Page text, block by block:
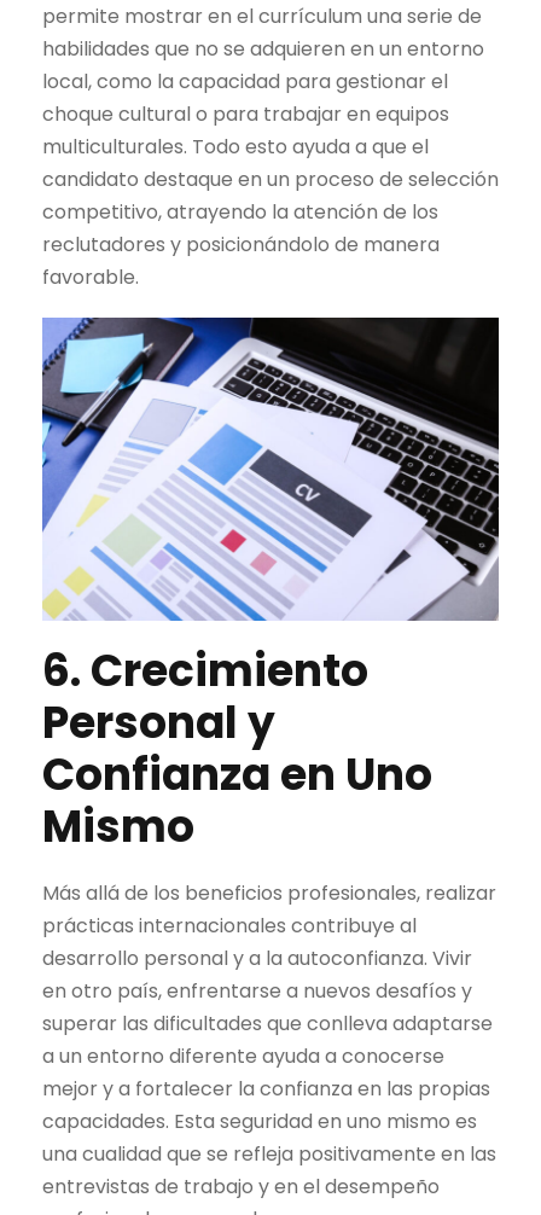
permite mostrar en el currículum una serie de
habilidades que no se adquieren en un entorno
local, como la capacidad para gestionar el
choque cultural o para trabajar en equipos
multiculturales. Todo esto ayuda a que el
candidato destaque en un proceso de selección
competitivo, atrayendo la atención de los
reclutadores y posicionándolo de manera
favorable.
6. Crecimiento
Personal y
Confianza en Uno
Mismo
Más allá de los beneficios profesionales, realizar
prácticas internacionales contribuye al
desarrollo personal y a la autoconfianza. Vivir
en otro país, enfrentarse a nuevos desafíos y
superar las dificultades que conlleva adaptarse
a un entorno diferente ayuda a conocerse
mejor y a fortalecer la confianza en las propias
capacidades. Esta seguridad en uno mismo es
una cualidad que se refleja positivamente en las
entrevistas de trabajo y en el desempeño